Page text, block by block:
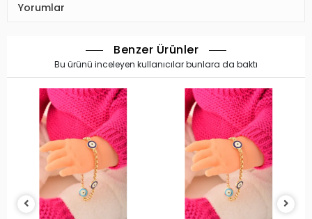
Yorumlar
Benzer Ürünler
Bu ürünü inceleyen kullanıcılar bunlara da baktı